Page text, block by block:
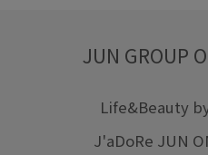
JUN GROUP
Life&Beauty
J'aDoRe JUN